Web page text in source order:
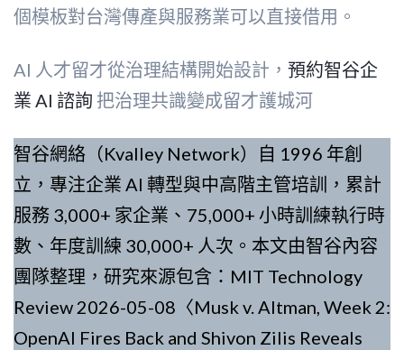
個模板對台灣傳產與服務業可以直接借用。
AI 人才留才從治理結構開始設計， 預約智谷企
業 AI 諮詢 把治理共識變成留才護城河
智谷網絡（Kvalley Network）自 1996 年創
立，專注企業 AI 轉型與中高階主管培訓，累計
服務 3,000+ 家企業、75,000+ 小時訓練執行時
數、年度訓練 30,000+ 人次。本文由智谷內容
團隊整理，研究來源包含：MIT Technology
Review 2026-05-08〈Musk v. Altman, Week 2:
OpenAI Fires Back and Shivon Zilis Reveals